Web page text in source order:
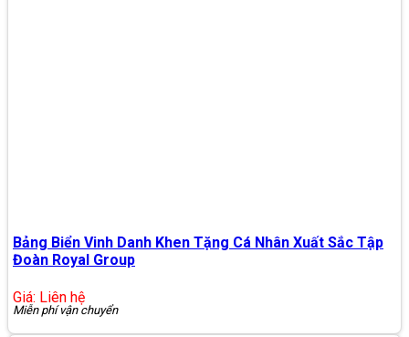
Bảng Biển Vinh Danh Khen Tặng Cá Nhân Xuất Sắc Tập
Đoàn Royal Group
Giá: Liên hệ
Miễn phí vận chuyển